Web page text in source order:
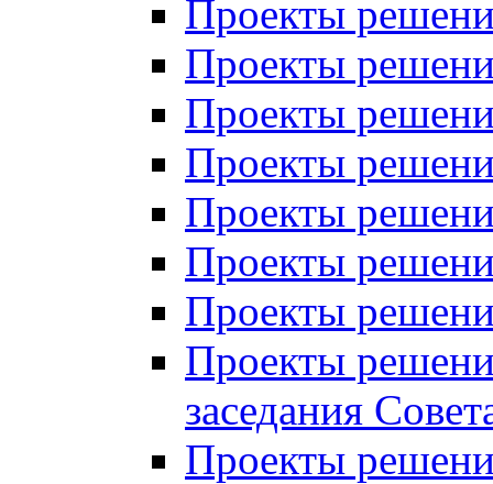
Проекты
Проекты
Проекты
Проекты
Проекты
Проекты
Проекты
Проекты
заседания
Проекты